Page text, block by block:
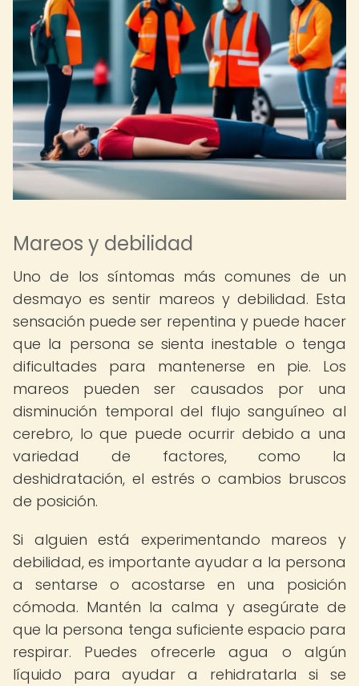
Mareos y debilidad
Uno de los síntomas más comunes de un
desmayo es sentir mareos y debilidad. Esta
sensación puede ser repentina y puede hacer
que la persona se sienta inestable o tenga
dificultades para mantenerse en pie. Los
mareos pueden ser causados por una
disminución temporal del flujo sanguíneo al
cerebro, lo que puede ocurrir debido a una
variedad de factores, como la
deshidratación, el estrés o cambios bruscos
de posición.
Si alguien está experimentando mareos y
debilidad, es importante ayudar a la persona
a sentarse o acostarse en una posición
cómoda. Mantén la calma y asegúrate de
que la persona tenga suficiente espacio para
respirar. Puedes ofrecerle agua o algún
líquido para ayudar a rehidratarla si se